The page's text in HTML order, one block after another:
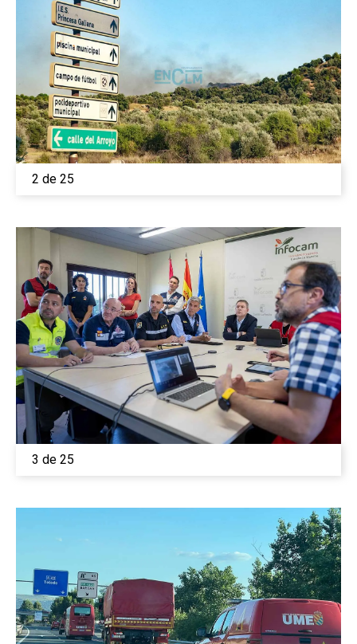
2 de 25
3 de 25